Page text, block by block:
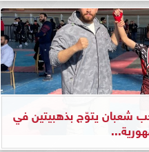
شعبان يتوّج بذهبيتين في